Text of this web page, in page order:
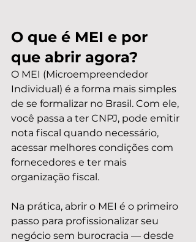
O que é MEI e por
que abrir agora?
O MEI (Microempreendedor
Individual) é a forma mais simples
de se formalizar no Brasil. Com ele,
você passa a ter CNPJ, pode emitir
nota fiscal quando necessário,
acessar melhores condições com
fornecedores e ter mais
organização fiscal.
Na prática, abrir o MEI é o primeiro
passo para profissionalizar seu
negócio sem burocracia — desde